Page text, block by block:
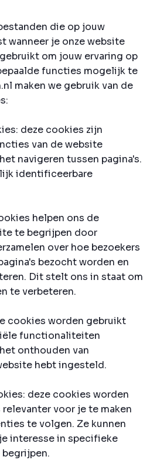
die op jouw
wanneer je onze website
om jouw ervaring op
functies mogelijk te
maken we gebruik van de
deze cookies zijn
van de website
navigeren tussen pagina's.
identificeerbare
helpen ons de
te begrijpen door
over hoe bezoekers
bezocht worden en
Dit stelt ons in staat om
te verbeteren.
cookies worden gebruikt
functionaliteiten
onthouden van
hebt ingesteld.
deze cookies worden
voor je te maken
te volgen. Ze kunnen
interesse in specifieke